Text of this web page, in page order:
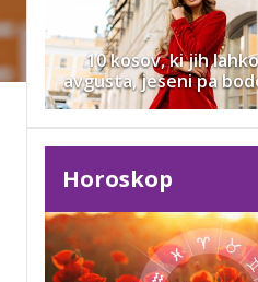
10 kosov, ki jih
avgusta, jeseni pa
Horoskop